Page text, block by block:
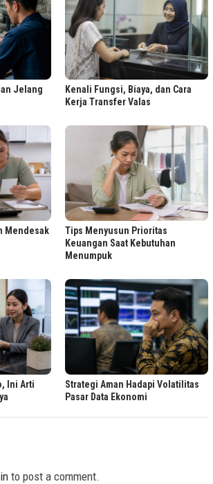
Jelang
Kenali Fungsi, Biaya, dan Cara
Kerja Transfer Valas
Mendesak
Tips Menyusun Prioritas
Keuangan Saat Kebutuhan
Menumpuk
Ini Arti
Strategi Aman Hadapi Volatilitas
Pasar Data Ekonomi
to post a comment.